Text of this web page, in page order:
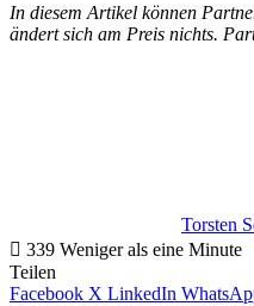
In diesem Artikel können
ändert sich am Preis nichts.
Torsten
339 Weniger als eine Minute
Teilen
Facebook X LinkedIn